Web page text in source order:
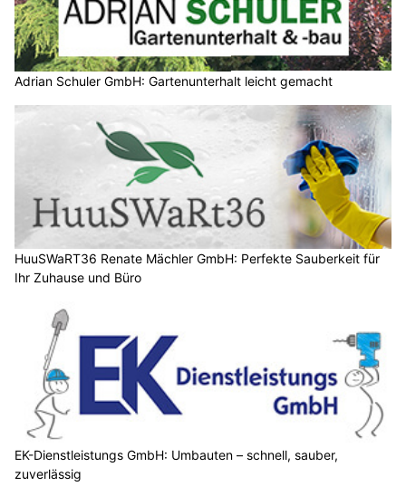
Adrian Schuler GmbH: Gartenunterhalt leicht gemacht
HuuSWaRT36 Renate Mächler GmbH: Perfekte Sauberkeit für
Ihr Zuhause und Büro
EK-Dienstleistungs GmbH: Umbauten – schnell, sauber,
zuverlässig